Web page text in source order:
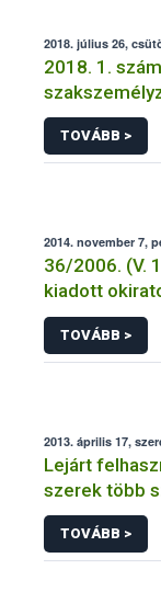
2018. július 26,
2018. 1.
TOVÁBB >
2014. november 7,
36/2006. (V.
kiadott
TOVÁBB >
2013. április 17,
Lejárt
szerek több
NÉBIH
TOVÁBB >